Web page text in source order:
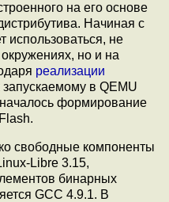
на его основе
Начиная с
использоваться, не
но и на
реализации
в QEMU
формирование
свободные компоненты
Libre 3.15,
бинарных
GCC 4.9.1. В